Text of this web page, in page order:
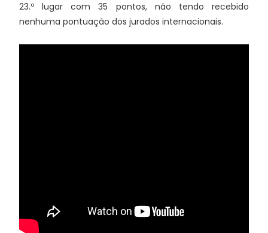
23.º lugar com 35 pontos, não tendo recebido
nenhuma pontuação dos jurados internacionais.